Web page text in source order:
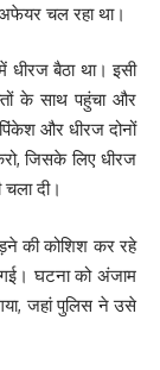
चल रहा था।
धीरज बैठा था। इसी
के साथ पहुंचा और
और धीरज दोनों
जिसके लिए धीरज
चला दी।
की कोशिश कर रहे
घटना को अंजाम
जहां पुलिस ने उसे